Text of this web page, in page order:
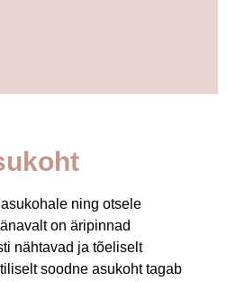
ning otsele
on äripinnad
nähtavad ja tõeliselt
soodne asukoht tagab